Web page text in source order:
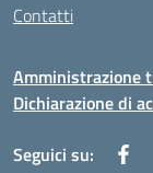
Contatti
Amministrazione
Dichiarazione di
Seguici su: